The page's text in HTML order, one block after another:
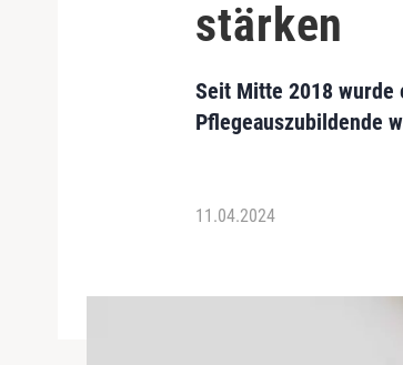
stärken
Seit Mitte 2018 wurde
Pflegeauszubildende
11.04.2024